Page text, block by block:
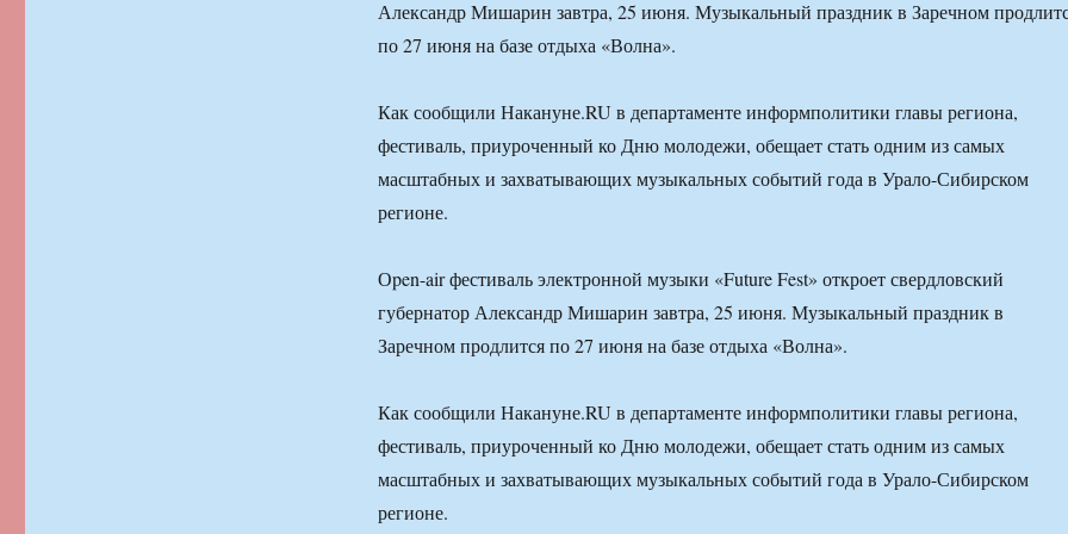
Александр Мишарин завтра, 25 июня. Музыкальный праздник в Заречном
по 27 июня на базе отдыха «Волна».
Как сообщили Накануне.RU в департаменте информполитики главы региона,
фестиваль, приуроченный ко Дню молодежи, обещает стать одним из самых
масштабных и захватывающих музыкальных событий года в Урало-Сибирском
регионе.
Оpen-air фестиваль электронной музыки «Future Fest» откроет свердловский
губернатор Александр Мишарин завтра, 25 июня. Музыкальный праздник в
Заречном продлится по 27 июня на базе отдыха «Волна».
Как сообщили Накануне.RU в департаменте информполитики главы региона,
фестиваль, приуроченный ко Дню молодежи, обещает стать одним из самых
масштабных и захватывающих музыкальных событий года в Урало-Сибирском
регионе.